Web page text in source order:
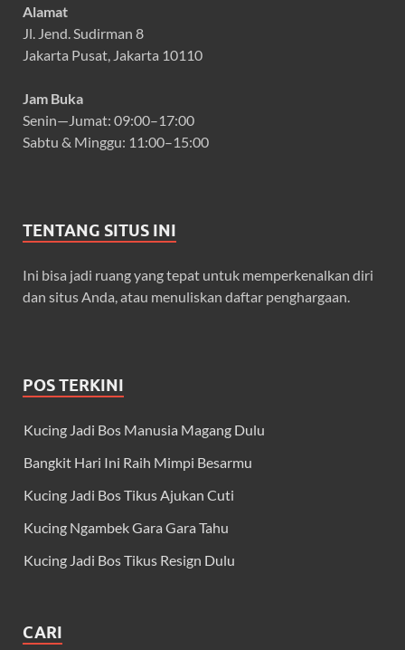
Alamat
Jl. Jend. Sudirman 8
Jakarta Pusat, Jakarta 10110
Jam Buka
Senin—Jumat: 09:00–17:00
Sabtu & Minggu: 11:00–15:00
TENTANG SITUS INI
Ini bisa jadi ruang yang tepat untuk memperkenalkan diri
dan situs Anda, atau menuliskan daftar penghargaan.
POS TERKINI
Kucing Jadi Bos Manusia Magang Dulu
Bangkit Hari Ini Raih Mimpi Besarmu
Kucing Jadi Bos Tikus Ajukan Cuti
Kucing Ngambek Gara Gara Tahu
Kucing Jadi Bos Tikus Resign Dulu
CARI